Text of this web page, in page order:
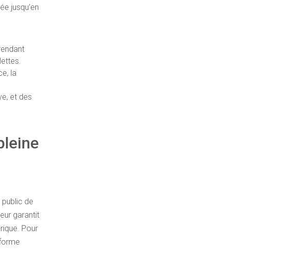
jusqu’en
la
et des
public de
garantit
Pour